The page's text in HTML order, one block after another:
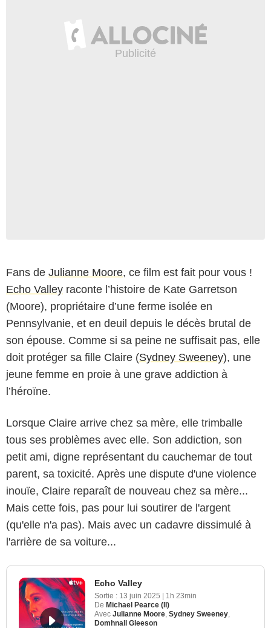
Fans de Julianne Moore, ce film est fait pour vous !
Echo Valley raconte l’histoire de Kate Garretson
(Moore), propriétaire d’une ferme isolée en
Pennsylvanie, et en deuil depuis le décès brutal de
son épouse. Comme si sa peine ne suffisait pas, elle
doit protéger sa fille Claire (Sydney Sweeney), une
jeune femme en proie à une grave addiction à
l’héroïne.
Lorsque Claire arrive chez sa mère, elle trimballe
tous ses problèmes avec elle. Son addiction, son
petit ami, digne représentant du cauchemar de tout
parent, sa toxicité. Après une dispute d'une violence
inouïe, Claire reparaît de nouveau chez sa mère...
Mais cette fois, pas pour lui soutirer de l'argent
(qu'elle n'a pas). Mais avec un cadavre dissimulé à
l'arrière de sa voiture...
Echo Valley
Sortie : 13 juin 2025 | 1h 23min
De Michael Pearce (II)
Avec Julianne Moore Sydney Sweeney
Domhnall Gleeson